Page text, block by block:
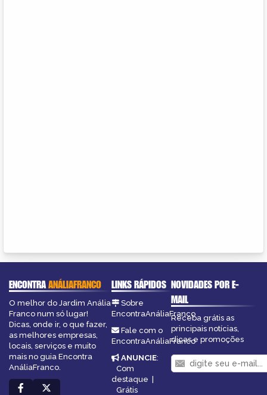
ENCONTRAANÁLIAFRANCO
O melhor do Jardim Anália
Franco num só lugar!
Dicas, onde ir, o que fazer,
as melhores empresas,
locais, serviços e muito
mais no guia Encontra
AnáliaFranco.
LINKS RÁPIDOS
Sobre
EncontraAnáliaFranco
Fale com o
EncontraAnáliaFranco
ANUNCIE:
Com
destaque |
Grátis
NOVIDADES POR E-
MAIL
Receba grátis as
principais notícias,
dicas e promoções